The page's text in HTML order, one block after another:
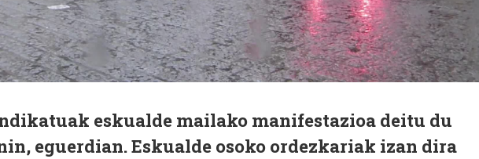
eskualde mailako manifestazioa deitu du
eguerdian. Eskualde osoko ordezkariak izan dira